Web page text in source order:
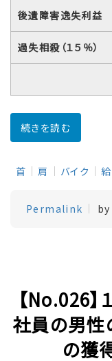
後遺障害逸失利益
過失相殺（１５％）
続きを読む
首 肩 バイク
Permalink by
【No.026
社員の男性
の獲